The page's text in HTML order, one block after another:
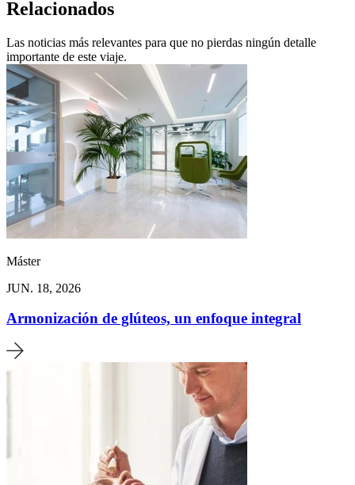
Relacionados
Las noticias más relevantes para que no pierdas ningún detalle
importante de este viaje.
Máster
JUN. 18, 2026
Armonización de glúteos, un enfoque integral